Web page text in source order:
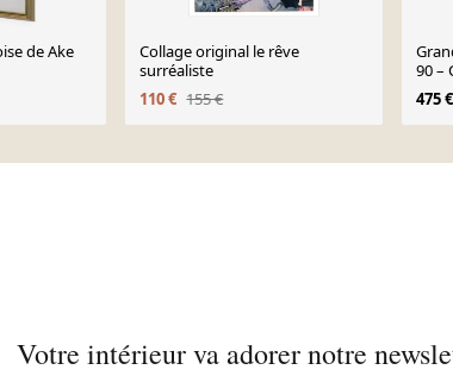
de Ake
Collage original le rêve
surréaliste
110 € 155 €
90 –
475 €
Votre intérieur va adorer notre